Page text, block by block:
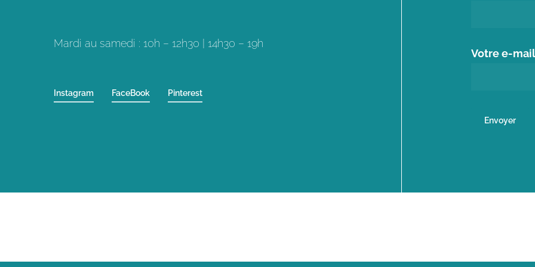
Mardi au samedi : 10h – 12h30 | 14h30 – 19h
Instagram FaceBook Pinterest
Votre e-